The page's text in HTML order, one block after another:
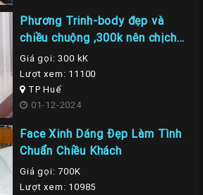
Phương Trinh-body đẹp và
chiều chuộng ,300k nên chịch
em là nhất
Giá gọi: 300 kK
Lượt xem: 11100
TP Huế
01-12-2024
Face Xinh Dáng Đẹp Làm Tình
Chuẩn Chiều Khách
Giá gọi: 700K
Lượt xem: 10985